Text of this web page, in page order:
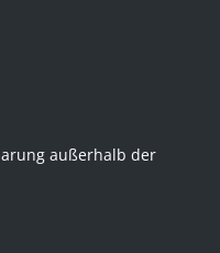
außerhalb der